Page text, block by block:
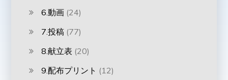
6.動画 (24)
7.投稿 (77)
8.献立表 (20)
9.配布プリント (12)